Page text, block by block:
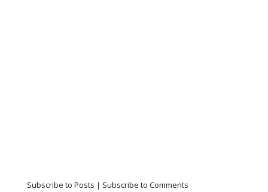
Subscribe to Posts | Subscribe to Comments